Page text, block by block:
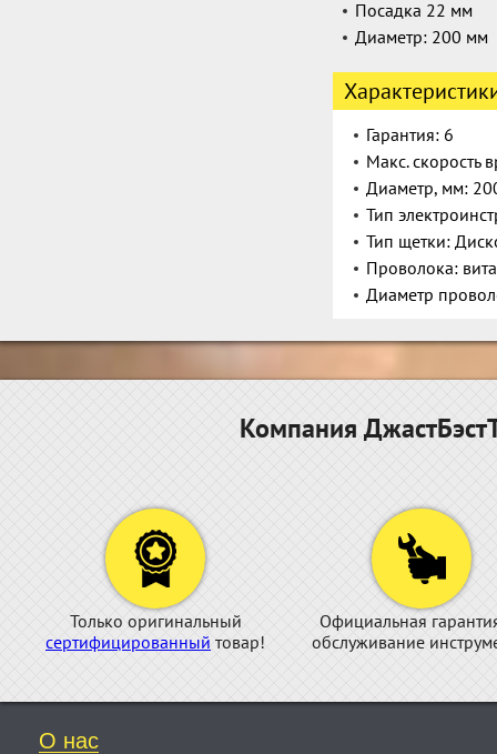
Посадка 22 мм
Диаметр: 200 мм
Гарантия: 6
Макс. скорость
Диаметр, мм:
Тип
Тип щетки:
Проволока:
Диаметр
Компания
Только оригинальный
сертифицированный товар!
Официальная
обслуживание
О нас